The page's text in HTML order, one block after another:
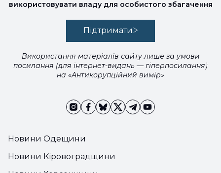
Новини Одещини
Новини Кіровоградщини
використовувати владу для особистого збагачення
Підтримати
Використання матеріалів сайту лише за умови
посилання (для інтернет-видань — гіперпосилання)
на «Антикорупційний вимір»